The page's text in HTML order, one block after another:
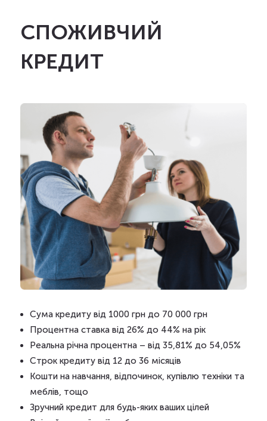
СПОЖИВЧИЙ
КРЕДИТ
Сума кредиту від 1000 грн до 70 000 грн
Процентна ставка від 26% до 44% на рік
Реальна річна процентна – від 35,81% до 54,05%
Строк кредиту від 12 до 36 місяців
Кошти на навчання, відпочинок, купівлю техніки та
меблів, тощо
Зручний кредит для будь-яких ваших цілей